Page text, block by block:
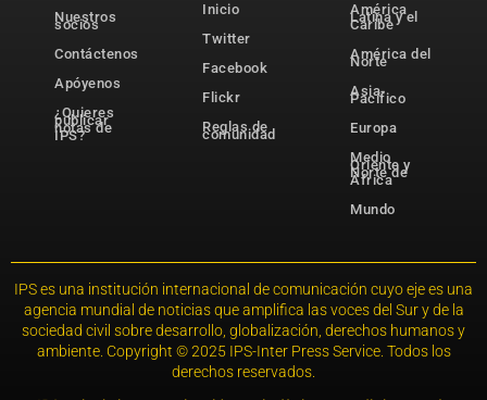
Nuestros
socios
Contáctenos
Apóyenos
¿Quieres
publicar
notas de
IPS?
Inicio
Twitter
Facebook
Flickr
Reglas de
comunidad
América
Latina y el
Caribe
América del
Norte
Asia-
Pacífico
Europa
Medio
Oriente y
Norte de
África
Mundo
IPS es una institución internacional de comunicación cuyo eje es una
agencia mundial de noticias que amplifica las voces del Sur y de la
sociedad civil sobre desarrollo, globalización, derechos humanos y
ambiente. Copyright © 2025 IPS-Inter Press Service. Todos los
derechos reservados.